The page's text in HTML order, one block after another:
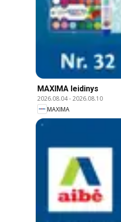
MAXIMA leidinys
2026.08.04-2026.08.10
MAXIMA